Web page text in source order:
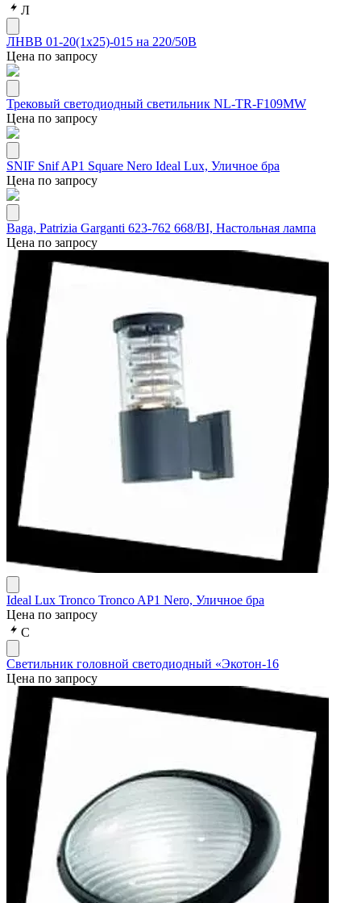
Л
ЛНВВ 01-20(1х25)-015 на 220/50В
Цена по запросу
Трековый светодиодный светильник NL-TR-F109MW
Цена по запросу
SNIF Snif AP1 Square Nero Ideal Lux, Уличное бра
Цена по запросу
Baga, Patrizia Garganti 623-762 668/BI, Настольная лампа
Цена по запросу
Ideal Lux Tronco Tronco AP1 Nero, Уличное бра
Цена по запросу
С
Светильник головной светодиодный «Экотон-16
Цена по запросу